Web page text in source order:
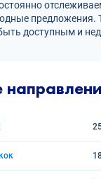
предложения.
доступным и